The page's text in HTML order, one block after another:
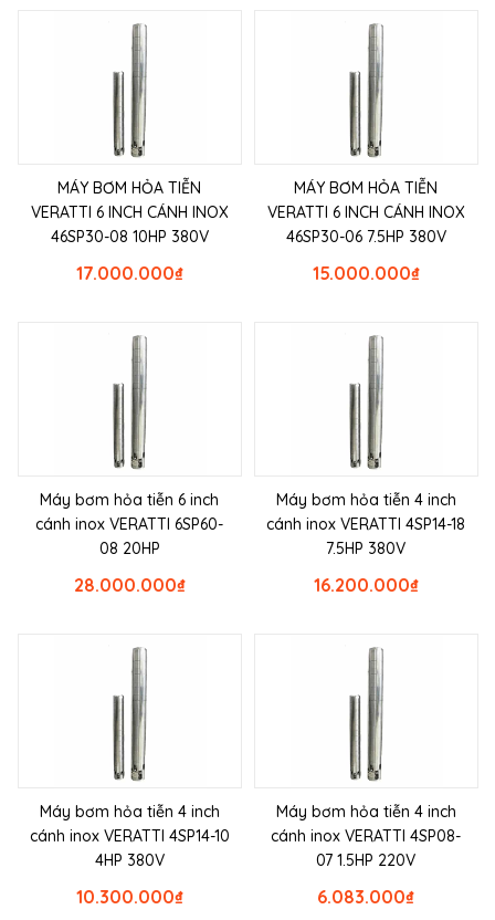
MÁY BƠM HỎA TIỄN
VERATTI 6 INCH CÁNH INOX
46SP30-08 10HP 380V
₫
17.000.000
MÁY BƠM HỎA TIỄN
VERATTI 6 INCH CÁNH INOX
46SP30-06 7.5HP 380V
₫
15.000.000
Máy bơm hỏa tiễn 6 inch
cánh inox VERATTI 6SP60-
08 20HP
₫
28.000.000
Máy bơm hỏa tiễn 4 inch
cánh inox VERATTI 4SP14-18
7.5HP 380V
₫
16.200.000
Máy bơm hỏa tiễn 4 inch
cánh inox VERATTI 4SP14-10
4HP 380V
₫
10.300.000
Máy bơm hỏa tiễn 4 inch
cánh inox VERATTI 4SP08-
07 1.5HP 220V
₫
6.083.000